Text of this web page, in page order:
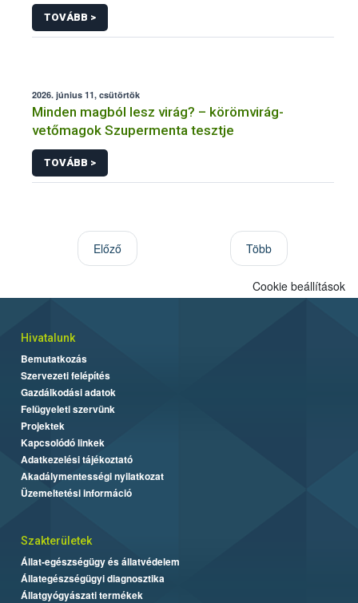
TOVÁBB >
2026. június 11, csütörtök
Minden magból lesz virág? – körömvirág-
vetőmagok Szupermenta tesztje
TOVÁBB >
Előző Több
Cookie beállítások
Hivatalunk
Bemutatkozás
Szervezeti felépítés
Gazdálkodási adatok
Felügyeleti szervünk
Projektek
Kapcsolódó linkek
Adatkezelési tájékoztató
Akadálymentességi nyilatkozat
Üzemeltetési információ
Szakterületek
Állat-egészségügy és állatvédelem
Állategészségügyi diagnosztika
Állatgyógyászati termékek